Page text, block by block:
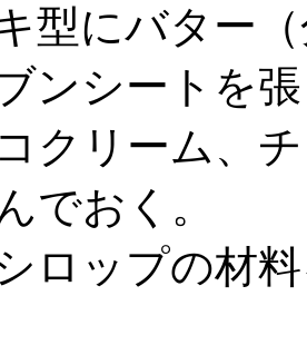
にバター（
シートを張
リーム、チ
でおく。
ップの材料